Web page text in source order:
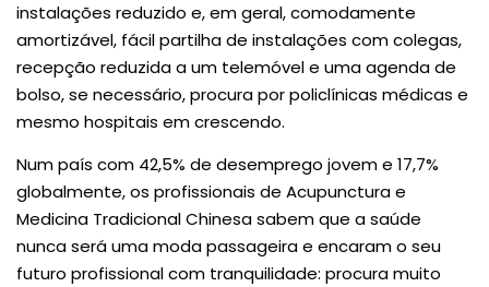
instalações reduzido e, em geral, comodamente
amortizável, fácil partilha de instalações com colegas,
recepção reduzida a um telemóvel e uma agenda de
bolso, se necessário, procura por policlínicas médicas e
mesmo hospitais em crescendo.
Num país com 42,5% de desemprego jovem e 17,7%
globalmente, os profissionais de Acupunctura e
Medicina Tradicional Chinesa sabem que a saúde
nunca será uma moda passageira e encaram o seu
futuro profissional com tranquilidade: procura muito